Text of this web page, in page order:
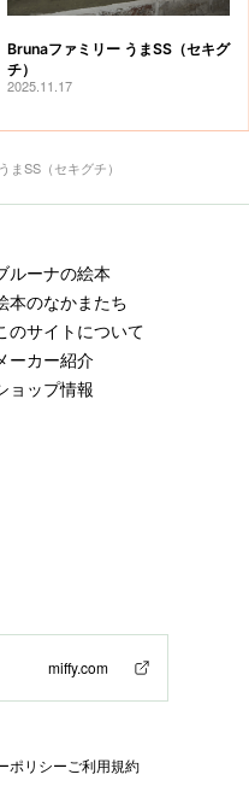
Brunaファミリー うまSS（セキグ
チ）
2025.11.17
まSS（セキグチ）
ルーナの絵本
本のなかまたち
のサイトについて
ーカー紹介
ョップ情報
miffy.com
ポリシーご利用規約